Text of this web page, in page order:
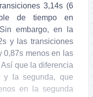
3,14s (6
de tiempo en
embargo, en la
y las transiciones
0,87s menos en las
que la diferencia
y la segunda, que
en la segunda